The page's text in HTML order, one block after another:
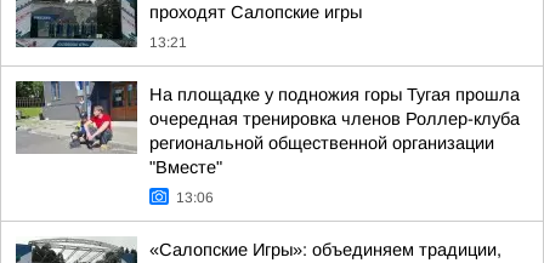
проходят Салопские игры
13:21
На площадке у подножия горы Тугая прошла
очередная тренировка членов Роллер-клуба
региональной общественной организации
"Вместе"
13:06
«Салопские Игры»: объединяем традиции,